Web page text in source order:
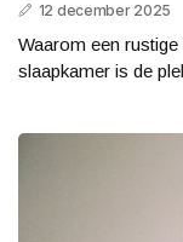
12 december 2025
Waarom een
slaapkamer is de